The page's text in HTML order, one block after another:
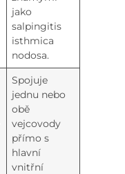
jako
salpingitis
isthmica
nodosa.
Spojuje
jednu nebo
obě
vejcovody
přímo s
hlavní
vnitřní